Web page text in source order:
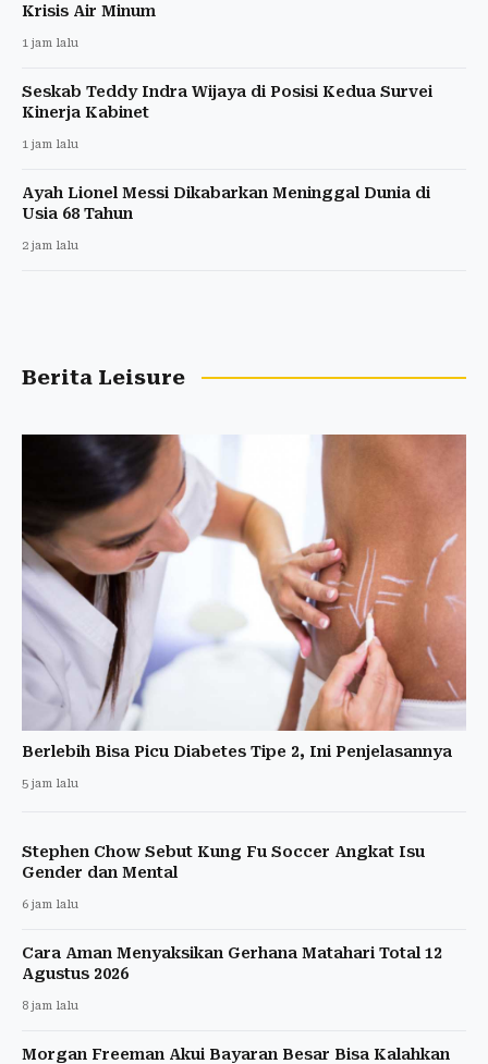
Krisis Air Minum
1 jam lalu
Seskab Teddy Indra Wijaya di Posisi Kedua Survei
Kinerja Kabinet
1 jam lalu
Ayah Lionel Messi Dikabarkan Meninggal Dunia di
Usia 68 Tahun
2 jam lalu
Berita Leisure
Berlebih Bisa Picu Diabetes Tipe 2, Ini Penjelasannya
5 jam lalu
Stephen Chow Sebut Kung Fu Soccer Angkat Isu
Gender dan Mental
6 jam lalu
Cara Aman Menyaksikan Gerhana Matahari Total 12
Agustus 2026
8 jam lalu
Morgan Freeman Akui Bayaran Besar Bisa Kalahkan